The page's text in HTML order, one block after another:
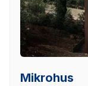
Mikrohus